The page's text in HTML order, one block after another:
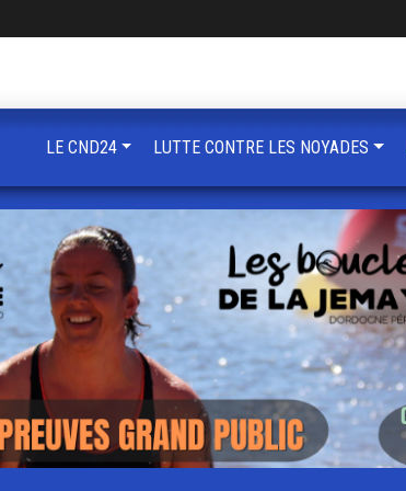
LE CND24 LUTTE CONTRE LES NOYADES